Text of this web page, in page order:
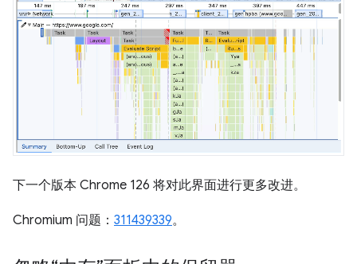
下一个版本 Chrome 126 将对此界面进行更多改进。
Chromium 问题： 311439339。